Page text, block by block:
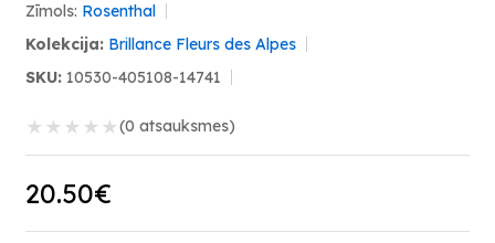
Zīmols: Rosenthal
Kolekcija: Brillance Fleurs des Alpes
SKU: 10530-405108-14741
★ ★ ★ ★ ★(0 atsauksmes)
20.50€